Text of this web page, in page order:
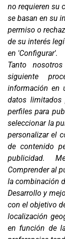
Oficinas
C/ Coneixement 5,
Gavà (Barcelona)
Contacto
T. (+34) 93 638 38 60
Email:
Marcas
Compañía
Blog
Contacto
FAQ
Canal Ético
Síguenos
no requieren su
se basan en su
permiso o
de su interés
en 'Configurar'.
Tanto
siguiente
información en
datos limitados
perfiles para
seleccionar la
personalizar el
de contenido
publicidad.
Comprender al
la combinación
Desarrollo y
con el objetivo
localización
en función de